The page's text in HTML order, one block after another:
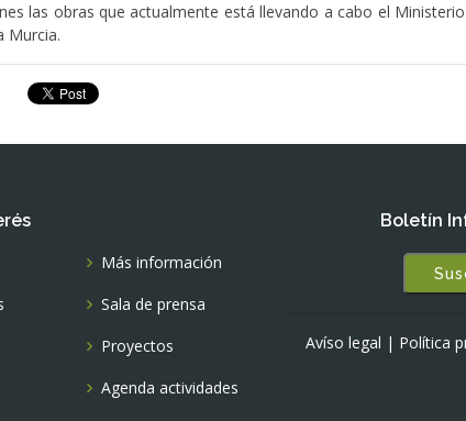
las obras que actualmente está llevando a cabo el
Murcia.
Más información
Sala de prensa
Proyectos
Agenda actividades
Boletín
Avíso legal | Política